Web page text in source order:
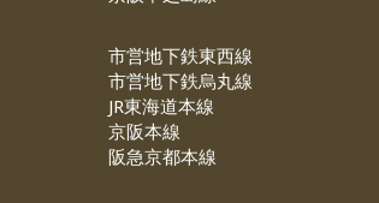
市営地下鉄東西線
市営地下鉄烏丸線
JR東海道本線
京阪本線
阪急京都本線